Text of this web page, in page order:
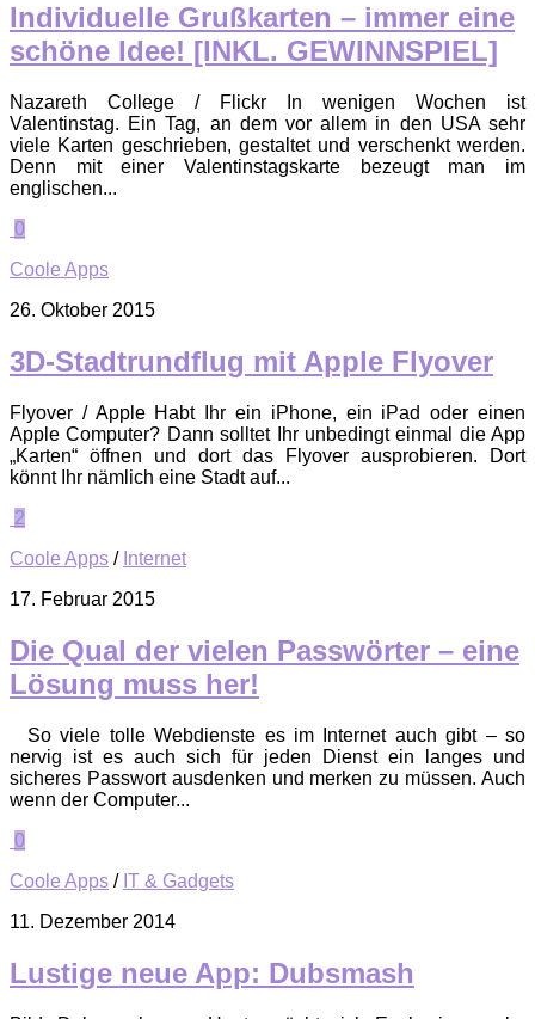
Individuelle Grußkarten – immer eine
schöne Idee! [INKL. GEWINNSPIEL]
Nazareth College / Flickr In wenigen Wochen ist
Valentinstag. Ein Tag, an dem vor allem in den USA sehr
viele Karten geschrieben, gestaltet und verschenkt werden.
Denn mit einer Valentinstagskarte bezeugt man im
englischen...
0
Coole Apps
26. Oktober 2015
3D-Stadtrundflug mit Apple Flyover
Flyover / Apple Habt Ihr ein iPhone, ein iPad oder einen
Apple Computer? Dann solltet Ihr unbedingt einmal die App
„Karten“ öffnen und dort das Flyover ausprobieren. Dort
könnt Ihr nämlich eine Stadt auf...
2
Coole Apps / Internet
17. Februar 2015
Die Qual der vielen Passwörter – eine
Lösung muss her!
So viele tolle Webdienste es im Internet auch gibt – so
nervig ist es auch sich für jeden Dienst ein langes und
sicheres Passwort ausdenken und merken zu müssen. Auch
wenn der Computer...
0
Coole Apps / IT & Gadgets
11. Dezember 2014
Lustige neue App: Dubsmash